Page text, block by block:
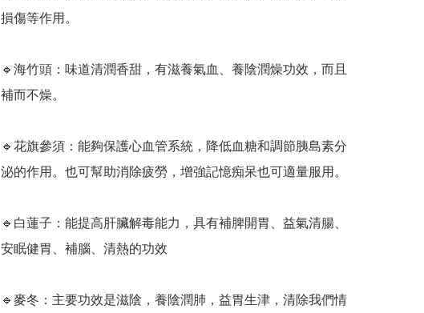
損傷等作用。
🔹海竹頭：味道清潤香甜，有滋養氣血、養陰潤燥功效，而且
補而不燥。
🔹花旗參須：能夠保護心血管系統，降低血糖和調節胰島素分
泌的作用。也可幫助消除疲勞，增強記憶痴呆也可適量服用。
🔹白蓮子：能提高肝臟解毒能力，具有補脾開胃、益氣清腸、
安眠健胃、補腦、清熱的功效
🔹麥冬：主要功效是滋陰，養陰潤肺，益胃生津，清除我們情